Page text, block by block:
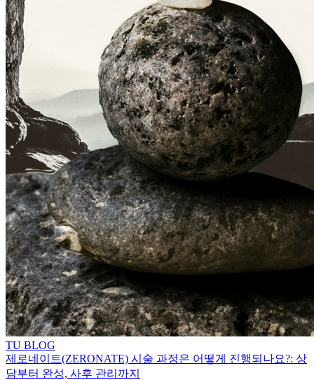
TU BLOG
제로네이트(ZERONATE) 시술 과정은 어떻게 진행되나요?: 상
담부터 완성, 사후 관리까지